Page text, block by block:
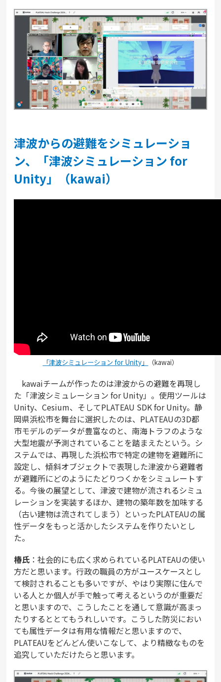
津波からの避難をシミュレーショ
ン、「津波シミュレーション for
Unity」（kawai）
「津波シミュレーション for Unity」 （kawai）
kawaiチームが作ったのは津波からの避難を再現し
た「津波シミュレーション for Unity」。使用ツールは
Unity、Cesium、そしてPLATEAU SDK for Unity。静
岡県浜松市を舞台に選択したのは、PLATEAUの3D都
市モデルのデータが豊富なのと、南海トラフのような
大型地震が予測されていることを踏まえたという。シ
ステムでは、再現した浜松市で特定の建物を避難所に
設定し、傾斜オブジェクトで表現した津波から避難者
が避難所にどのようにたどりつくかをシミュレートす
る。今後の展望として、津波で建物が流されるシミュ
レーションを実装するほか、建物の築年数を加味する
（古い建物は流されてしまう）といったPLATEAUの属
性データをもっと活かしたシステムを作りたいとし
た。
椿氏 ：社会的にも広く求められているPLATEAUの使い
方だと思います。行政の職員の方がユースケースとし
て検討されることも多いですが、やはり実際に住んで
いる人とか個人が手で触って考えるというのが重要だ
と思いますので、こうしたことを通して意識が高まっ
たりするととてもうれしいです。こうした防災におい
ても属性データは有用な情報だと思いますので、
PLATEAUをどんどん使いこなして、より精緻なものを
追究していただけたらと思います。